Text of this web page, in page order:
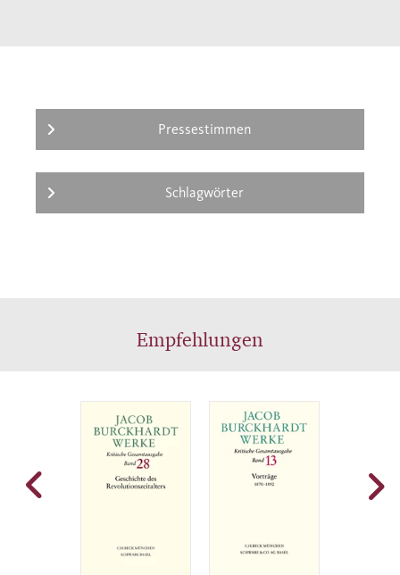
Pressestimmen
Schlagwörter
Empfehlungen